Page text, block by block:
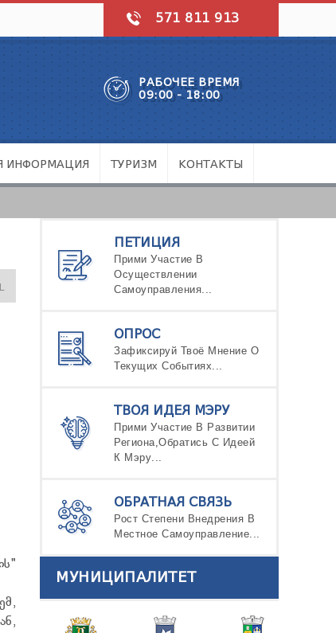
571 811 913
РАБОЧЕЕ ВРЕМЯ
09:00 - 18:00
ИНФОРМАЦИЯ ТУРИЗМ КОНТАКТЫ
ПЕТИЦИЯ
Прими Участие В
Осуществлении
Самоуправления...
ОПРОС
Зафиксируй Твоё Мнение О
Текущих Событиях...
ТВОЯ ИДЕЯ МЭРУ
Прими Участие В Развитии
Региона,Обратись С Идеей
К Мэру...
ОБРАТНАЯ СВЯЗЬ
Рост Степени Внедрения В
Местное Самоуправление...
МУНИЦИПАЛИТЕТ